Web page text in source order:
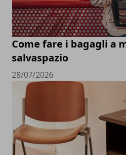
Come fare i bagagli a
salvaspazio
28/07/2026